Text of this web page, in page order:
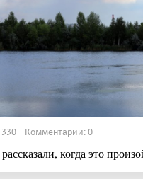
330 Комментарии: 0
когда это